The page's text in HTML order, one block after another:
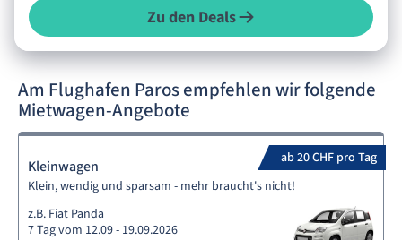
Zu den Deals
Am Flughafen Paros empfehlen wir folgende
Mietwagen-Angebote
ab 20 CHF pro Tag
Kleinwagen
Klein, wendig und sparsam - mehr braucht's nicht!
z.B. Fiat Panda
7 Tag vom 12.09 - 19.09.2026